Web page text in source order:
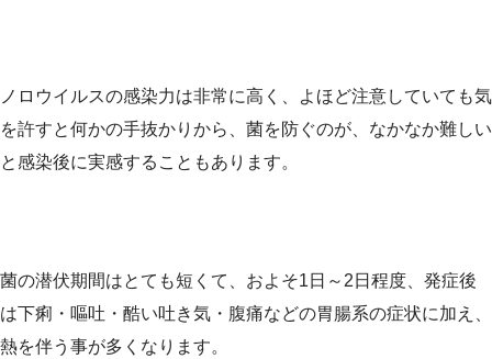
ノロウイルスの感染力は非常に高く、よほど注意していても気
を許すと何かの手抜かりから、菌を防ぐのが、なかなか難しい
と感染後に実感することもあります。
菌の潜伏期間はとても短くて、およそ1日～2日程度、発症後
は下痢・嘔吐・酷い吐き気・腹痛などの胃腸系の症状に加え、
熱を伴う事が多くなります。